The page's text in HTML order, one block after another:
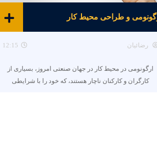
و طراحی محیط کار
رضائیان 12:15
ارگونومی در محیط کار در جهان صنعتی امروز، بسیاری از
کارگران و کارکنان ناچار هستند، که خود را با شرایطی